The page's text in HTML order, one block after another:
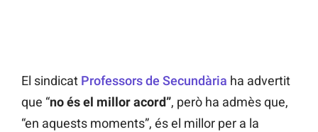
El sindicat Professors de Secundària ha advertit
que “no és el millor acord”, però ha admès que,
“en aquests moments”, és el millor per a la